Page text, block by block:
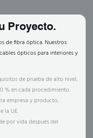
Proyecto.
de fibra óptica. Nuestros
ópticos para interiores y
de prueba de alto nivel,
% en cada procedimiento.
empresa y producto,
la UE.
por vida después del